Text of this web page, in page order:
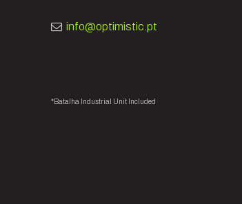
info@optimistic.pt
*Batalha Industrial Unit Included